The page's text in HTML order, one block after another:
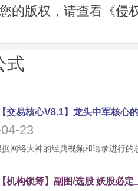
的版权，请查看《侵
式
23